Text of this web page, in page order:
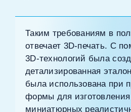
Таким требованиям в
отвечает 3D‑печать. С
3D‑технологий была
детализированная
была использована при
формы для
миниатюрных